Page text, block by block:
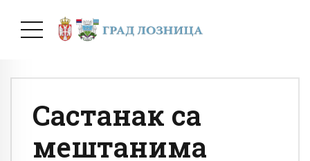
Састанак са
мештанима